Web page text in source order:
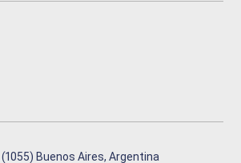
Buenos Aires, Argentina